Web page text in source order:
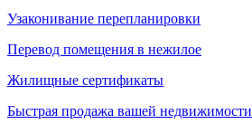
Узаконивание перепланировки
Перевод помещения в нежилое
Жилищные сертификаты
Быстрая продажа вашей недвижимости